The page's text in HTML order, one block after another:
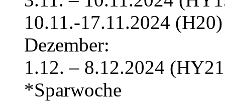
10.11.-17.11.2024
Dezember:
1.12. – 8.12.2024
*Sparwoche